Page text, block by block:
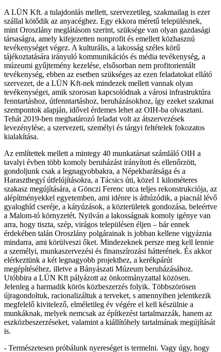
A LÜN Kft. a tulajdonlás mellett, szervezetileg, szakmailag is ezer
szállal kötődik az anyacéghez. Egy ekkora méretű településnek,
mint Oroszlány meglátásom szerint, szüksége van olyan gazdasági
társaságra, amely kifejezetten nonprofit és emellett közhasznú
tevékenységet végez. A kulturális, a lakosság széles körű
tájékoztatására irányuló kommunikációs és média tevékenység, a
múzeumi gyűjtemény kezelése, elsősorban nem profitorientált
tevékenység, ebben az esetben szükséges az ezen feladatokat ellátó
szervezet, de a LÜN Kft-nek mindezek mellett vannak olyan
tevékenységei, amik szorosan kapcsolódnak a városi infrastruktúra
fenntartáshoz, útfenntartáshoz, beruházásokhoz, így ezeket szakmai
szempontok alapján, idővel érdemes lehet az OIH-ba olvasztani.
Tehát 2019-ben meghatározó feladat volt az átszervezések
levezénylése, a szervezeti, személyi és tárgyi feltételek fokozatos
kialakítása.
Az említettek mellett a mintegy 40 munkatársat számláló OIH a
tavalyi évben több komoly beruházást irányított és ellenőrzött,
gondoljunk csak a legnagyobbakra, a Népekbarátsága és a
Haraszthegyí útfelújításokra, a Tácsics úti, közel 1 kilométeres
szakasz megújítására, a Gönczi Ferenc utca teljes rekonstrukciója, az
alépítményekkel egyetemben, ami idénre is áthúzódik, a piacnál lévő
gyaloghíd cseréje, a kátyúzások, a közterületek gondozása, beleértve
a Malom-tó környzetét. Nyilván a lakosságnak komoly igénye van
arra, hogy tiszta, szép, virágos településen éljen – bár ennek
érdekében talán Oroszlány polgárainak is jobban kellene vigyáznia
mindarra, ami körülveszi őket. Mindezeknek persze meg kell lennie
a személyi, munkaszervezési és finanszírozási hátterének. És akkor
elérkeztünk a két legnagyobb projekthez, a kerékpárút
megépítéséhez, illetve a Bányászati Múzeum beruházásához.
Utóbbira a LÜN Kft pályázott az önkormányzattal közösen.
Jelenleg a harmadik körös közbeszerzés folyik. Többszörösen
újragondoltuk, racionalizáltuk a terveket, s amennyiben jelentkezik
megfelelő kivitelező, elméletileg év végére el kell készülnie a
munkáknak, melyek nemcsak az építkezést tartalmazzák, hanem az
eszközbeszerzéseket, valamint a kiállítóhely tartalmának megújítását
is.
- Természetesen próbálunk nyereséget is termelni. Vagy úgy, hogy